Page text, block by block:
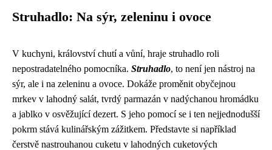
Struhadlo: Na sýr, zeleninu i ovoce
V kuchyni, království chutí a vůní, hraje struhadlo roli
nepostradatelného pomocníka. Struhadlo, to není jen nástroj na
sýr, ale i na zeleninu a ovoce. Dokáže proměnit obyčejnou
mrkev v lahodný salát, tvrdý parmazán v nadýchanou hromádku
a jablko v osvěžující dezert. S jeho pomocí se i ten nejjednodušší
pokrm stává kulinářským zážitkem. Představte si například
čerstvě nastrouhanou cuketu v lahodných cuketových